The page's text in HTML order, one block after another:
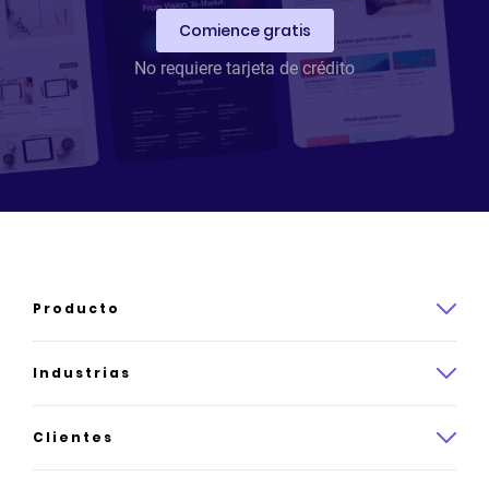
Comience gratis
No requiere tarjeta de crédito
Producto
Reseña del producto
Cómo funciona
Industrias
Ley
Seguro
Clientes